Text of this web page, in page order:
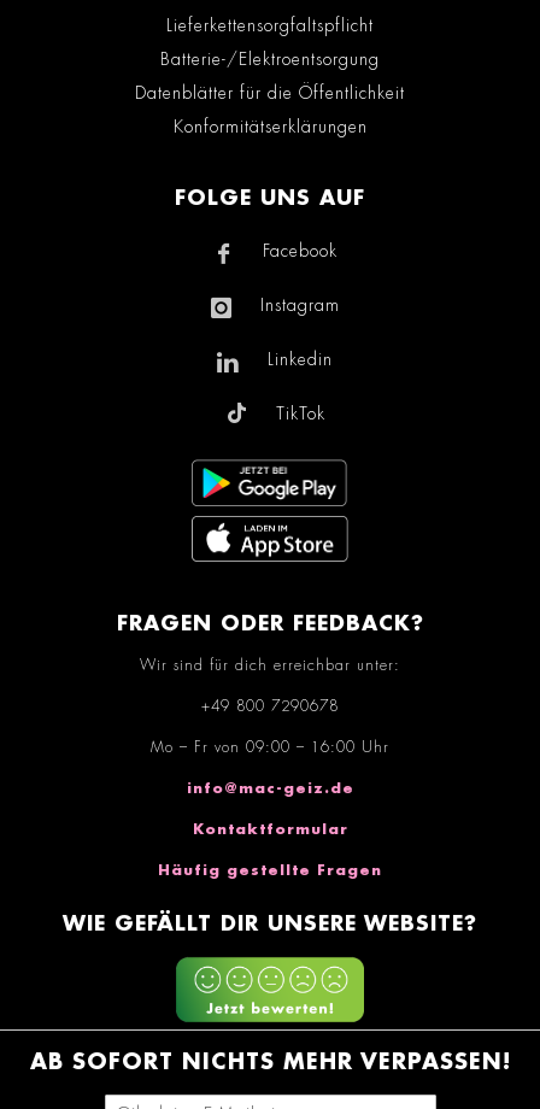
Lieferkettensorgfaltspflicht
Batterie-/Elektroentsorgung
Datenblätter für die Öffentlichkeit
Konformitätserklärungen
FOLGE UNS AUF
Facebook
Instagram
Linkedin
TikTok
FRAGEN ODER FEEDBACK?
Wir sind für dich erreichbar unter:
+49 800 7290678
Mo – Fr von 09:00 – 16:00 Uhr
info@mac-geiz.de
Kontaktformular
Häufig gestellte Fragen
WIE GEFÄLLT DIR UNSERE WEBSITE?
AB SOFORT NICHTS MEHR VERPASSEN!
E-Mail-Adresse eingeben